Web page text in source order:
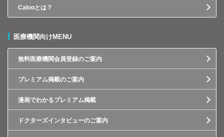
Calooとは？
医療機関向けMENU
無料医療機関会員登録のご案内
プレミアム掲載のご案内
漫画でわかるプレミアム掲載
ドクターズインタビューのご案内